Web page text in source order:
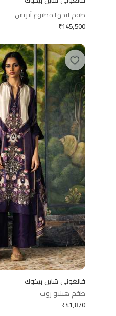
طقم ليجها مطبوع آيريس
₹145,500
فالغوني شاين بيكوك
طقم هيليو روب
₹41,870